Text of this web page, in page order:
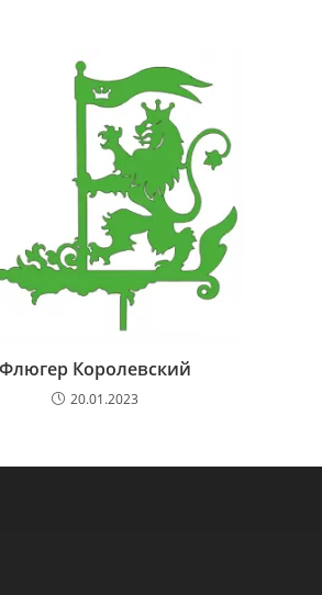
Флюгер Королевский
20.01.2023